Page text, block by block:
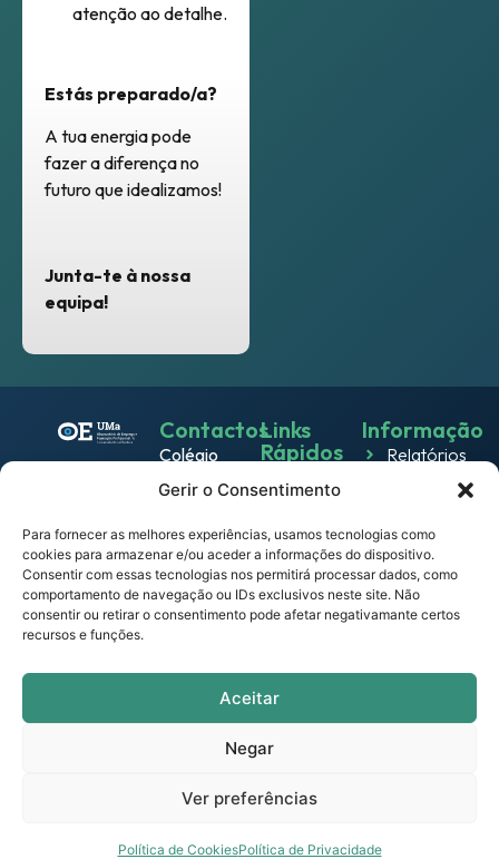
Gerir o Consentimento
Para fornecer as melhores experiências, usamos tecnologias como
cookies para armazenar e/ou aceder a informações do dispositivo.
Consentir com essas tecnologias nos permitirá processar dados, como
comportamento de navegação ou IDs exclusivos neste site. Não
consentir ou retirar o consentimento pode afetar negativamante certos
recursos e funções.
Aceitar
Negar
Ver preferências
Política de CookiesPolítica de Privacidade
atenção ao detalhe.
Estás preparado/a?
A tua energia pode
fazer a diferença no
futuro que idealizamos!
Junta-te à nossa
equipa!
Contactos
Colégio
dos
Rua dos
Ferreiros
9000-
082
Portugal
observatorio.emprego@mail.uma.pt
Links
Rápidos
Emprego
& Live
Eventos
Notícias
Úteis
Informação
Relatórios
Política de
Política
de
Cookies
Condições
© Copyright 2026 - Observatório de Emprego e
Todos os direitos reservados.